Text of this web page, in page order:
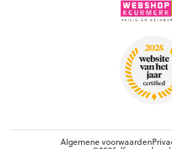
Algemene voorwaarden